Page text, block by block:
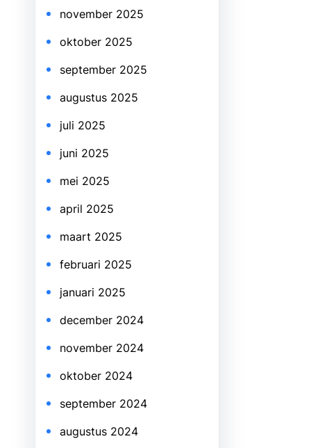
november 2025
oktober 2025
september 2025
augustus 2025
juli 2025
juni 2025
mei 2025
april 2025
maart 2025
februari 2025
januari 2025
december 2024
november 2024
oktober 2024
september 2024
augustus 2024